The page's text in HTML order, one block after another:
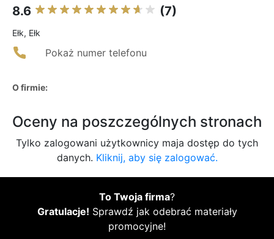
8.6 (7)
Ełk, Ełk
Pokaż numer telefonu
O firmie:
Oceny na poszczególnych stronach
Tylko zalogowani użytkownicy maja dostęp do tych
danych. Kliknij, aby się zalogować.
To Twoja firma?
Gratulacje! Sprawdź jak odebrać materiały
promocyjne!